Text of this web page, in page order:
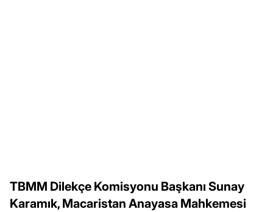
TBMM Dilekçe Komisyonu Başkanı Sunay
Karamık, Macaristan Anayasa Mahkemesi